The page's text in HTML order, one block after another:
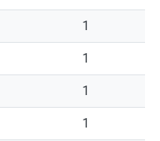
1
1
1
1